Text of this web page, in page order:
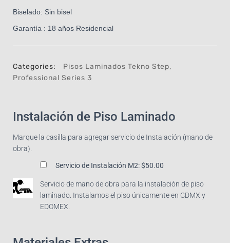
Biselado: Sin bisel
Garantía : 18 años Residencial
Categories: Pisos Laminados Tekno Step,
Professional Series 3
Instalación de Piso Laminado
Marque la casilla para agregar servicio de Instalación (mano de
obra).
Servicio de Instalación M2:$50.00
Servicio de mano de obra para la instalación de piso
laminado. Instalamos el piso únicamente en CDMX y
EDOMEX.